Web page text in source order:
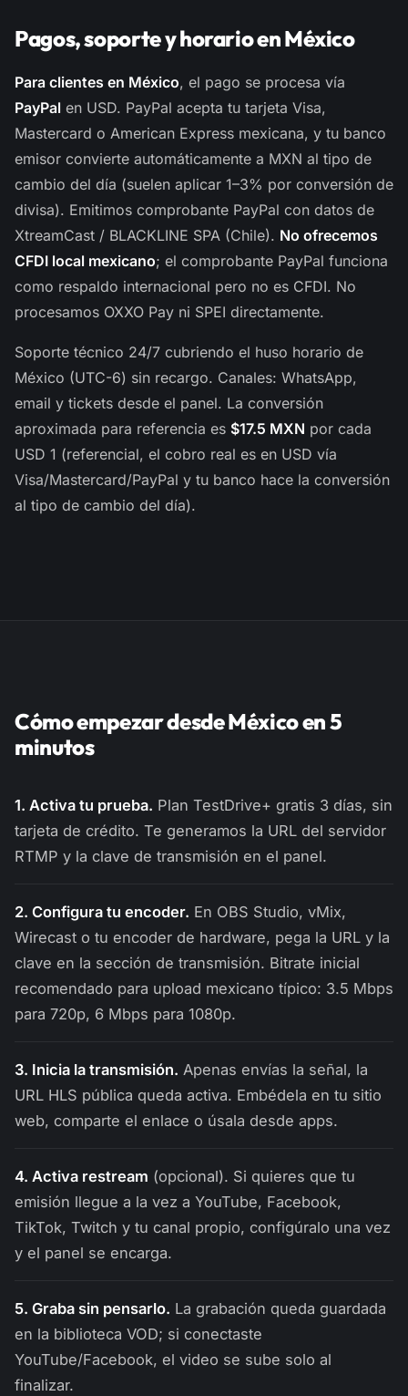
Pagos, soporte y horario en México
Para clientes en México, el pago se procesa vía
PayPal en USD. PayPal acepta tu tarjeta Visa,
Mastercard o American Express mexicana, y tu banco
emisor convierte automáticamente a MXN al tipo de
cambio del día (suelen aplicar 1–3% por conversión de
divisa). Emitimos comprobante PayPal con datos de
XtreamCast / BLACKLINE SPA (Chile). No ofrecemos
CFDI local mexicano; el comprobante PayPal funciona
como respaldo internacional pero no es CFDI. No
procesamos OXXO Pay ni SPEI directamente.
Soporte técnico 24/7 cubriendo el huso horario de
México (UTC-6) sin recargo. Canales: WhatsApp,
email y tickets desde el panel. La conversión
aproximada para referencia es $17.5 MXN por cada
USD 1 (referencial, el cobro real es en USD vía
Visa/Mastercard/PayPal y tu banco hace la conversión
al tipo de cambio del día).
Cómo empezar desde México en 5
minutos
1. Activa tu prueba. Plan TestDrive+ gratis 3 días, sin
tarjeta de crédito. Te generamos la URL del servidor
RTMP y la clave de transmisión en el panel.
2. Configura tu encoder. En OBS Studio, vMix,
Wirecast o tu encoder de hardware, pega la URL y la
clave en la sección de transmisión. Bitrate inicial
recomendado para upload mexicano típico: 3.5 Mbps
para 720p, 6 Mbps para 1080p.
3. Inicia la transmisión. Apenas envías la señal, la
URL HLS pública queda activa. Embédela en tu sitio
web, comparte el enlace o úsala desde apps.
4. Activa restream (opcional). Si quieres que tu
emisión llegue a la vez a YouTube, Facebook,
TikTok, Twitch y tu canal propio, configúralo una vez
y el panel se encarga.
5. Graba sin pensarlo. La grabación queda guardada
en la biblioteca VOD; si conectaste
YouTube/Facebook, el video se sube solo al
finalizar.